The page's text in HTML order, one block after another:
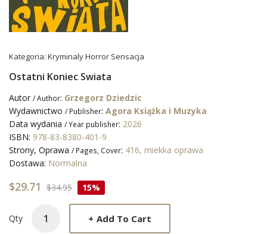
Kategoria: Kryminaly Horror Sensacja
Ostatni Koniec Swiata
Autor / Author: Grzegorz Dziedzic
Wydawnictwo / Publisher: Agora Książka i Muzyka
Data wydania / Year publisher: 2026
ISBN: 978-83-8380-401-9
Strony, Oprawa / Pages, Cover: 416, miekka oprawa
Dostawa: Normalna
$29.71 $34.95 15%
Qty + Add To Cart